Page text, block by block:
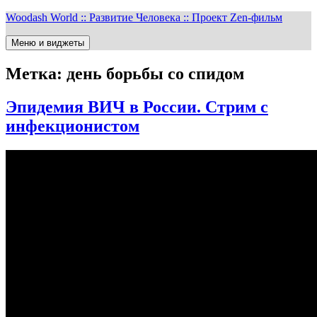
Перейти
содержимому
Woodash World :: Развитие Человека :: Проект Zen-фильм
Меню и виджеты
Метка: день борьбы со спидом
Эпидемия ВИЧ в России. Стрим с
инфекционистом